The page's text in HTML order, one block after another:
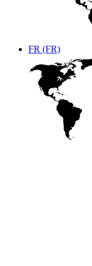
FR (FR)